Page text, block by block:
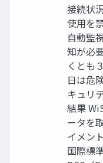
接続状
使用を
自動監
知が必
くとも
日は危
キュリ
結果
ータを
イメン
国際標